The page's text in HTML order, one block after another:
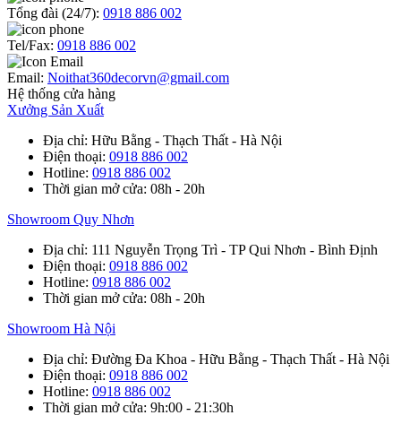
Tổng đài (24/7): 0918 886 002
Tel/Fax: 0918 886 002
Email: Noithat360decorvn@gmail.com
Hệ thống cửa hàng
Xưởng Sản Xuất
Địa chỉ: Hữu Bằng - Thạch Thất - Hà Nội
Điện thoại: 0918 886 002
Hotline: 0918 886 002
Thời gian mở cửa: 08h - 20h
Showroom Quy Nhơn
Địa chỉ: 111 Nguyễn Trọng Trì - TP Qui Nhơn - Bình Định
Điện thoại: 0918 886 002
Hotline: 0918 886 002
Thời gian mở cửa: 08h - 20h
Showroom Hà Nội
Địa chỉ: Đường Đa Khoa - Hữu Bằng - Thạch Thất - Hà Nội
Điện thoại: 0918 886 002
Hotline: 0918 886 002
Thời gian mở cửa: 9h:00 - 21:30h